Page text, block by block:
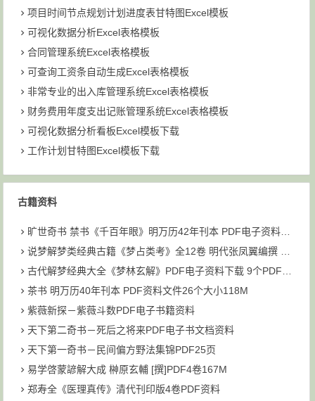
项目时间节点规划计划进度表甘特图Excel模板
可视化数据分析Excel表格模板
合同管理系统Excel表格模板
可查询工资条自动生成Excel表格模板
非常专业的出入库管理系统Excel表格模板
财务费用年度支出记账管理系统Excel表格模板
可视化数据分析看板Excel模板下载
工作计划甘特图Excel模板下载
古籍资料
旷世奇书 禁书《千百年眼》明万历42年刊本 PDF电子资料下载
说梦解梦类经典古籍《梦占类考》全12卷 明代张凤翼编撰 PDF共6个文件93M下载
古代解梦经典大全《梦林玄解》PDF电子资料下载 9个PDF文件 大小为211M
茶书 明万历40年刊本 PDF资料文件26个大小118M
紫薇新探－紫薇斗数PDF电子书籍资料
天下第二奇书－死后之将来PDF电子书文档资料
天下第一奇书－民间偏方野法集锦PDF25页
易学啓蒙諺解大成 榊原玄輔 [撰]PDF4卷167M
郑寿全《医理真传》清代刊印版4卷PDF资料